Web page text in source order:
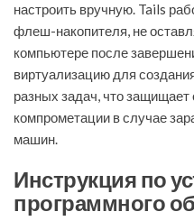
настроить вручную. Tails
флеш-накопителя, не
компьютере после
виртуализацию для
разных задач, что
компрометации в случае
машин.
Инструкция по
программного